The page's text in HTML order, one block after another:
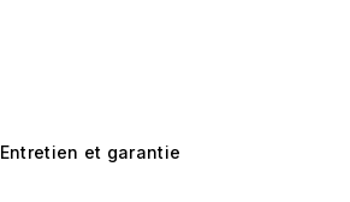
Entretien et garantie